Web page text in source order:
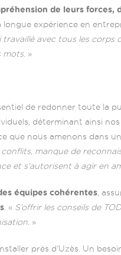
de leurs forces,
longue expérience en
travaillé avec tous les corps
mots. »
de redonner toute la
déterminant ainsi nos
que nous amenons dans
manque de
et s’autorisent à agir en
équipes cohérentes ,
. « S’offrir les conseils de
»
près d’Uzès. Un